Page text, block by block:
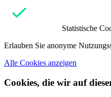
Statistische
Erlauben Sie anonyme
Alle Cookies anzeigen
Cookies, die wir auf